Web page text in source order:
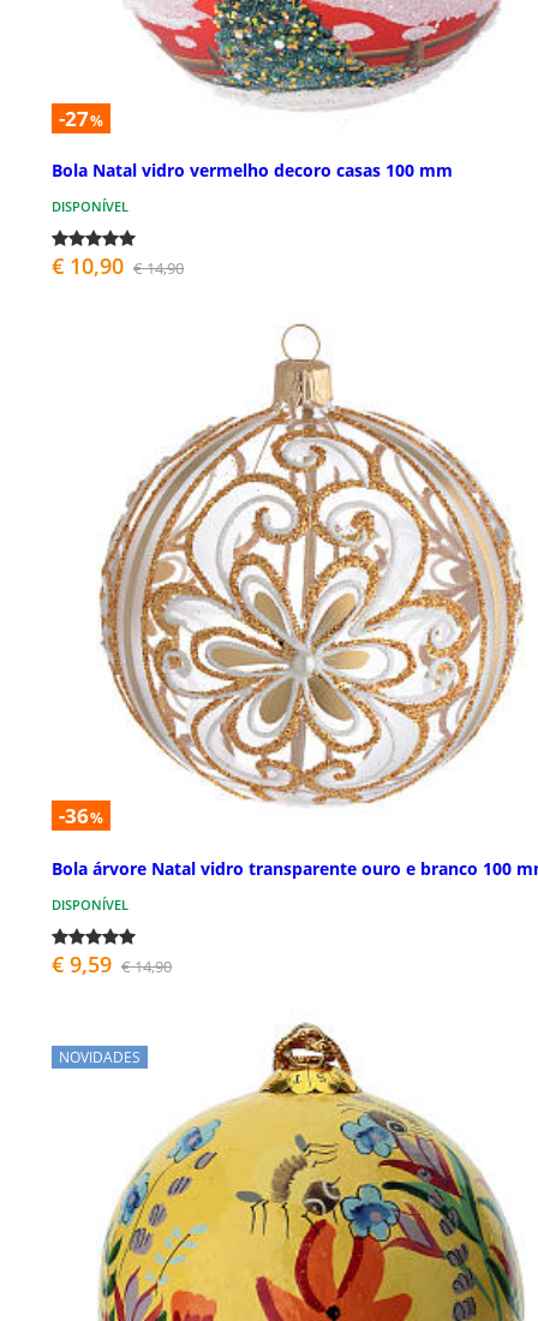
-27%
Bola Natal vidro vermelho decoro casas 100 mm
DISPONÍVEL
€ 10,90 € 14,90
-36%
Bola árvore Natal vidro transparente ouro e branco 100
DISPONÍVEL
€ 9,59 € 14,90
NOVIDADES